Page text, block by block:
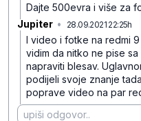
Dajte 500evra i više za
Jupiter • 28.09.2021 22:25h
I video i fotke na redmi
vidim da nitko ne pise
napraviti blesav.
podijeli svoje znanje
poprave video na par